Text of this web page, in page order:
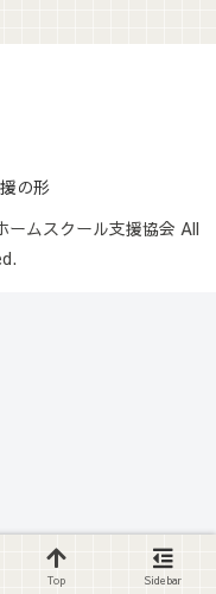
の形
ムスクール支援協会 All
Top Sidebar